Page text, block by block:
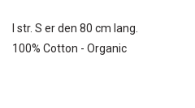
I str. S er den 80 cm lang.
100% Cotton - Organic